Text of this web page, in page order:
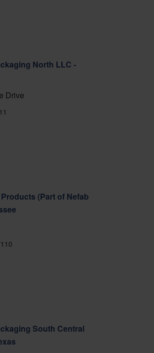
North LLC -
Drive
(Part of Nefab
South Central